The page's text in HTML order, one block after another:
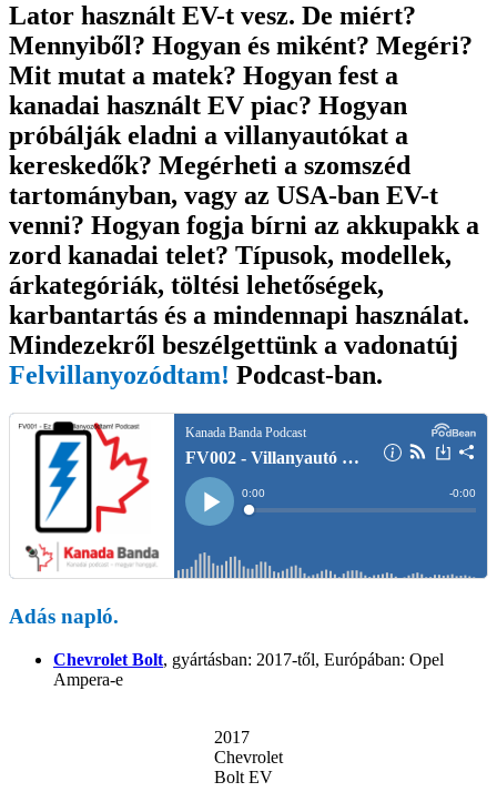
Drága-
e
Az
Új
Villanyautó
Magyarországon?
/
Amerikai
Biodízel
vs.
Pickup
Trucks
/
A
“Nem
fizeti
meg
senki!”-
hálózatfejlesztés”
Lator használt EV-t vesz. De miért?
Mennyiből? Hogyan és miként? Megéri?
Mit mutat a matek? Hogyan fest a
kanadai használt EV piac? Hogyan
próbálják eladni a villanyautókat a
kereskedők? Megérheti a szomszéd
tartományban, vagy az USA-ban EV-t
venni? Hogyan fogja bírni az akkupakk a
zord kanadai telet? Típusok, modellek,
árkategóriák, töltési lehetőségek,
karbantartás és a mindennapi használat.
Mindezekről beszélgettünk a vadonatúj
Felvillanyozódtam! Podcast-ban.
Adás napló.
Chevrolet Bolt, gyártásban: 2017-től, Európában: Opel
Ampera-e
2017
Chevrolet
Bolt EV